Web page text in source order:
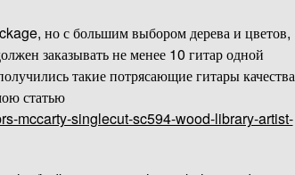
но с большим выбором дерева и цветов,
заказывать не менее 10 гитар одной
такие потрясающие гитары качества
статью
mccarty-singlecut-sc594-wood-library-artist-